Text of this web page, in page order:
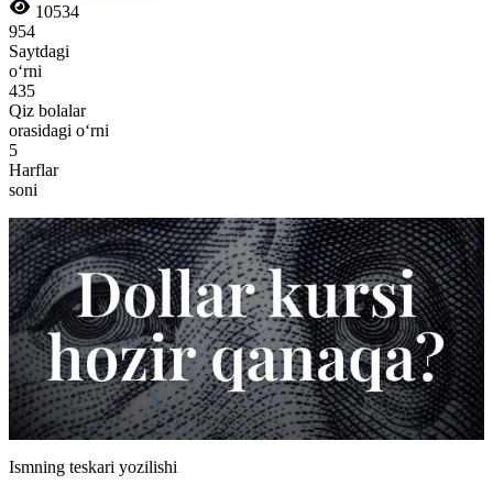
10534
954
Saytdagi
o‘rni
435
Qiz bolalar
orasidagi o‘rni
5
Harflar
soni
Ismning teskari yozilishi